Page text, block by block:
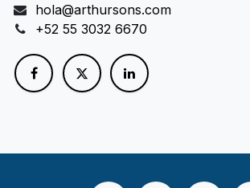
hola@arthursons.com
+52 55 3032 6670